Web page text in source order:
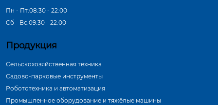
Пн - Пт:08:30 - 22:00
Сб - Вс:09:30 - 22:00
Продукция
Сельскохозяйственная техника
Садово-парковые инструменты
Робототехника и автоматизация
Промышленное оборудование и тяжёлые машины